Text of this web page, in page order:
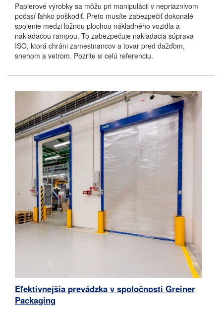
Papierové výrobky sa môžu pri manipulácii v nepriaznivom
počasí ľahko poškodiť. Preto musíte zabezpečiť dokonalé
spojenie medzi ložnou plochou nákladného vozidla a
nakladacou rampou. To zabezpečuje nakladacia súprava
ISO, ktorá chráni zamestnancov a tovar pred dažďom,
snehom a vetrom. Pozrite si celú referenciu.
Efektívnejšia prevádzka v spoločnosti Greiner
Packaging